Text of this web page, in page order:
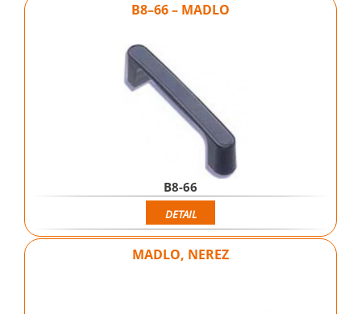
B8–66 – MADLO
B8-66
DETAIL
MADLO, NEREZ